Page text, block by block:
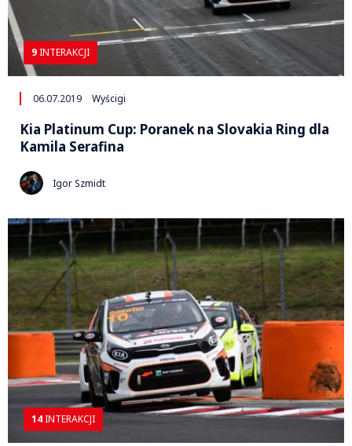
9 INTERAKCJI
06.07.2019 Wyścigi
Kia Platinum Cup: Poranek na Slovakia Ring dla
Kamila Serafina
Igor Szmidt
14 INTERAKCJI